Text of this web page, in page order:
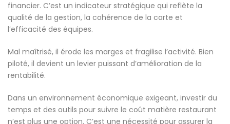
financier. C’est un indicateur stratégique qui reflète la
qualité de la gestion, la cohérence de la carte et
l’efficacité des équipes.
Mal maîtrisé, il érode les marges et fragilise l’activité. Bien
piloté, il devient un levier puissant d’amélioration de la
rentabilité.
Dans un environnement économique exigeant, investir du
temps et des outils pour suivre le coût matière restaurant
n’est plus une option. C’est une nécessité pour assurer la